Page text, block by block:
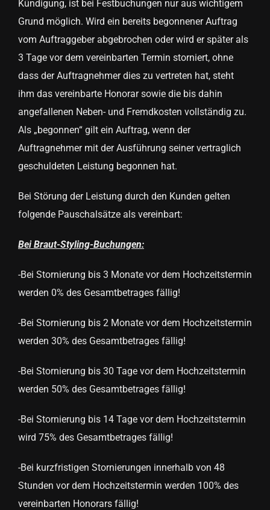
Kündigung, ist bei Festbuchungen nur aus wichtigem
Grund möglich. Wird ein bereits begonnener Auftrag
vom Auftraggeber abgebrochen oder wird er später als
3 Tage vor dem vereinbarten Termin storniert, ohne
dass der Auftragnehmer dies zu vertreten hat, steht
ihm das vereinbarte Honorar sowie die bis dahin
angefallenen Neben- und Fremdkosten vollständig zu.
Als „begonnen“ gilt ein Auftrag, wenn der
Auftragnehmer mit der Ausführung seiner vertraglich
geschuldeten Leistung begonnen hat.
Bei Störung der Leistung durch den Kunden gelten
folgende Pauschalsätze als vereinbart:
Bei Braut-Styling-Buchungen:
-Bei Stornierung bis 3 Monate vor dem Hochzeitstermin
werden 0% des Gesamtbetrages fällig!
-Bei Stornierung bis 2 Monate vor dem Hochzeitstermin
werden 30% des Gesamtbetrages fällig!
-Bei Stornierung bis 30 Tage vor dem Hochzeitstermin
werden 50% des Gesamtbetrages fällig!
-Bei Stornierung bis 14 Tage vor dem Hochzeitstermin
wird 75% des Gesamtbetrages fällig!
-Bei kurzfristigen Stornierungen innerhalb von 48
Stunden vor dem Hochzeitstermin werden 100% des
vereinbarten Honorars fällig!